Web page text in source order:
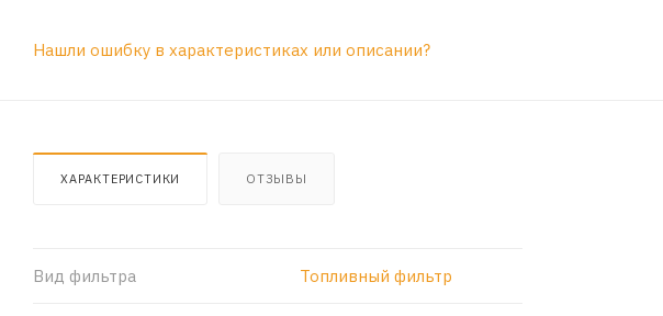
Нашли ошибку в характеристиках или описании?
ХАРАКТЕРИСТИКИ ОТЗЫВЫ
Вид фильтра Топливный фильтр